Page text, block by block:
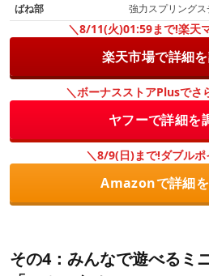
ばね部
強力スプリング
＼8/11(火)01:59まで!楽天
楽天市場で詳細
＼ボーナスストアPlusでさ
ヤフーで詳細を
＼8/9(日)まで!ダブルポ
Amazonで詳細を
その4：みんなで遊べるミ